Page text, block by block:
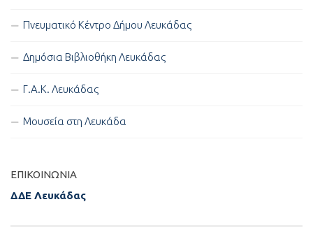
Πνευματικό Κέντρο Δήμου Λευκάδας
Δημόσια Βιβλιοθήκη Λευκάδας
Γ.Α.Κ. Λευκάδας
Μουσεία στη Λευκάδα
ΕΠΙΚΟΙΝΩΝΊΑ
ΔΔΕ Λευκάδας